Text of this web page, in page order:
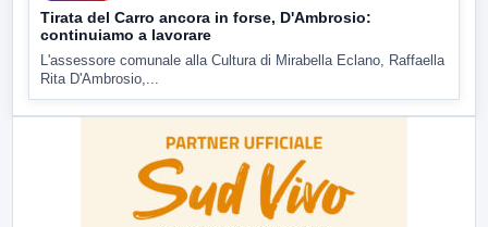
Tirata del Carro ancora in forse, D'Ambrosio:
continuiamo a lavorare
L'assessore comunale alla Cultura di Mirabella Eclano, Raffaella
Rita D'Ambrosio,...